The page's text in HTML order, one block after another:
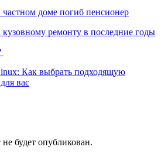
доме погиб пенсионер
ремонту в последние годы
Как выбрать подходящую
вас
будет опубликован.